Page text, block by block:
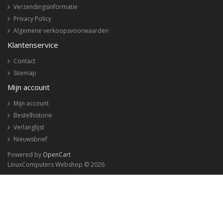
Verzendingsinformatie
Privacy Policy
Algemene verkoopsvoorwaarden
Klantenservice
Contact
Sitemap
Mijn account
Mijn account
Bestelhistorie
Verlanglijst
Nieuwsbrief
Powered by OpenCart
LinuxComputers Webshop © 2026